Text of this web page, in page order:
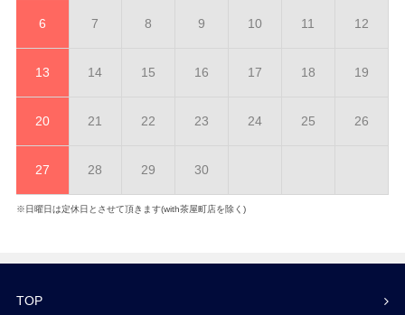
6 7 8 9 10 11 12
13 14 15 16 17 18 19
20 21 22 23 24 25 26
27 28 29 30
※日曜日は定休日とさせて頂きます(with茶屋町店を除く)
TOP